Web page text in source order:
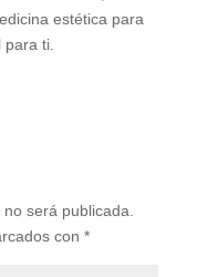
estética para
ti.
será publicada.
con *